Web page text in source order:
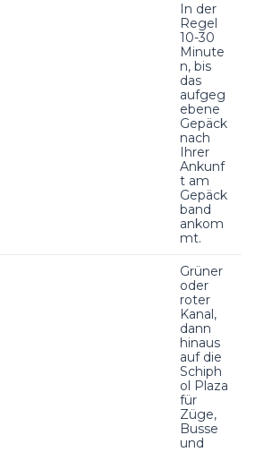
In der
Regel
10-30
Minute
n, bis
das
aufgeg
ebene
Gepäck
nach
Ihrer
Ankunf
t am
Gepäck
band
ankom
mt.
Grüner
oder
roter
Kanal,
dann
hinaus
auf die
Schiph
ol Plaza
für
Züge,
Busse
und